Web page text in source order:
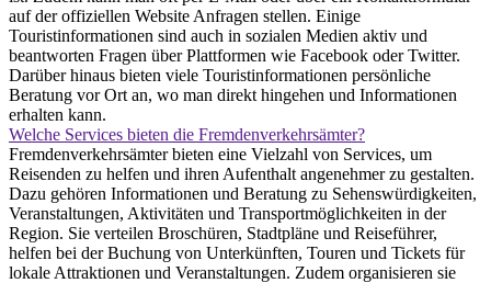
auf der offiziellen Website Anfragen stellen. Einige
Touristinformationen sind auch in sozialen Medien aktiv und
beantworten Fragen über Plattformen wie Facebook oder Twitter.
Darüber hinaus bieten viele Touristinformationen persönliche
Beratung vor Ort an, wo man direkt hingehen und Informationen
erhalten kann.
Welche Services bieten die Fremdenverkehrsämter?
Fremdenverkehrsämter bieten eine Vielzahl von Services, um
Reisenden zu helfen und ihren Aufenthalt angenehmer zu gestalten.
Dazu gehören Informationen und Beratung zu Sehenswürdigkeiten,
Veranstaltungen, Aktivitäten und Transportmöglichkeiten in der
Region. Sie verteilen Broschüren, Stadtpläne und Reiseführer,
helfen bei der Buchung von Unterkünften, Touren und Tickets für
lokale Attraktionen und Veranstaltungen. Zudem organisieren sie